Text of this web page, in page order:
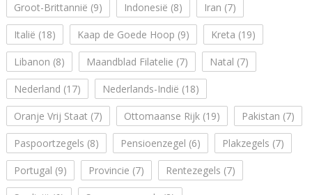
Groot-Brittannië (9) Indonesië (8) Iran (7)
Italië (18) Kaap de Goede Hoop (9) Kreta (19)
Libanon (8) Maandblad Filatelie (7) Natal (7)
Nederland (17) Nederlands-Indië (18)
Oranje Vrij Staat (7) Ottomaanse Rijk(19) Pakistan (7)
Paspoortzegels (8) Pensioenzegel (6) Plakzegels (7)
Portugal (9) Provincie (7) Rentezegels (7)